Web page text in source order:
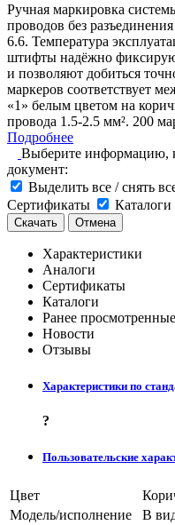
Ручная маркировка
проводов без
6.6. Температура
штифты надёжно
и позволяют добиться
маркеров соответствует
«1» белым цветом на
провода 1.5-2.5 мм². 200
Подробнее
Выберите информацию,
документ:
Выделить все / снять
Сертификаты
Каталоги
Скачать Отмена
Характеристики
Аналоги
Сертификаты
Каталоги
Ранее
Новости
Отзывы
Характеристики по
?
Пользовательские
Цвет
Модель/исполнение
В